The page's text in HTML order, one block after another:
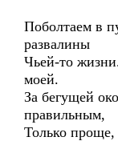
Поболтаем в
развалины
Чьей-то
моей.
За бегущей
правильным,
Только проще,